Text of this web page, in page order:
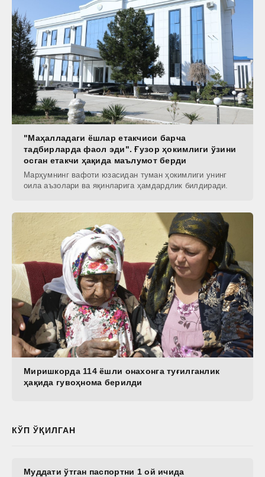
"Маҳалладаги ёшлар етакчиси барча
тадбирларда фаол эди". Ғузор ҳокимлиги ўзини
осган етакчи ҳақида маълумот берди
Марҳумнинг вафоти юзасидан туман ҳокимлиги унинг
оила аъзолари ва яқинларига ҳамдардлик билдиради.
Миришкорда 114 ёшли онахонга туғилганлик
ҳақида гувоҳнома берилди
КЎП ЎҚИЛГАН
Муддати ўтган паспортни 1 ой ичида